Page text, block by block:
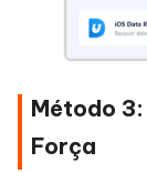
Método
Força